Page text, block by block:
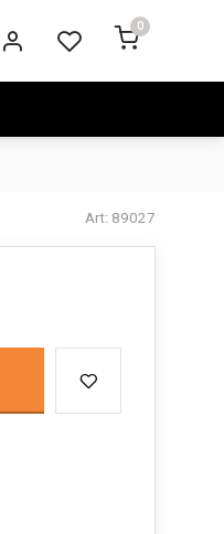
0
Art: 89027